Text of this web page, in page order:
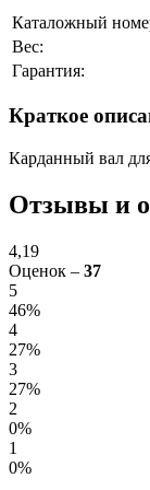
Каталожный
Вес:
Гарантия:
Краткое
Карданный вал
Отзывы и
4,19
Оценок – 37
5
46%
4
27%
3
27%
2
0%
1
0%